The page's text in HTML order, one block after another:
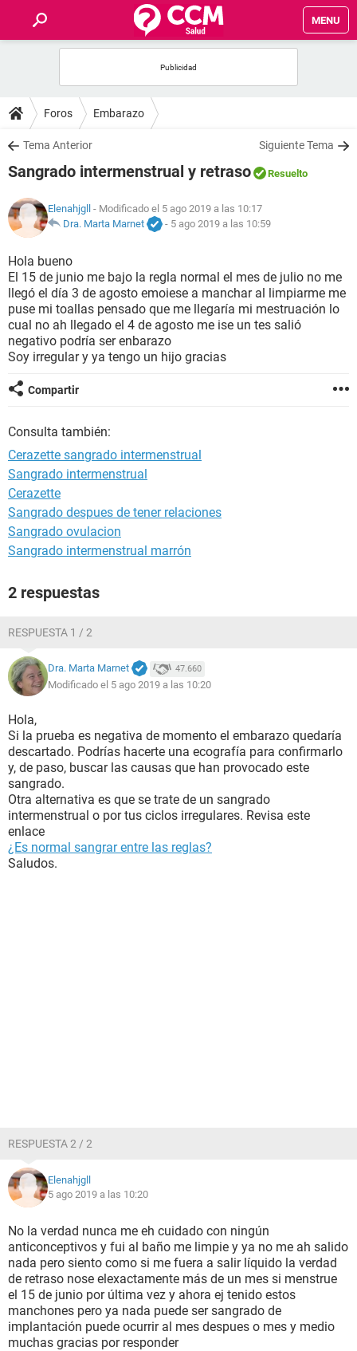
MENU
FOROS
SALUD
FAMILIA
NUTRICIÓN
BIENESTAR
SEXUALIDAD
GLOSARIO
Foros Embarazo
Tema Anterior Siguiente Tema
Sangrado intermenstrual y retraso Resuelto
Elenahjgll - Modificado el 5 ago 2019 a las 10:17
Dra. Marta Marnet
- 5 ago 2019 a las 10:59
Hola bueno
El 15 de junio me bajo la regla normal el mes de julio no me
llegó el día 3 de agosto emoiese a manchar al limpiarme me
puse mi toallas pensado que me llegaría mi mestruación lo
cual no ah llegado el 4 de agosto me ise un tes salió
negativo podría ser enbarazo
Soy irregular y ya tengo un hijo gracias
Compartir
Consulta también:
Cerazette sangrado intermenstrual
Sangrado intermenstrual
Cerazette
Sangrado despues de tener relaciones
Sangrado ovulacion
Sangrado intermenstrual marrón
2 respuestas
RESPUESTA 1 / 2
Dra. Marta Marnet 47.660
Modificado el 5 ago 2019 a las 10:20
Hola,
Si la prueba es negativa de momento el embarazo quedaría
descartado. Podrías hacerte una ecografía para confirmarlo
y, de paso, buscar las causas que han provocado este
sangrado.
Otra alternativa es que se trate de un sangrado
intermenstrual o por tus ciclos irregulares. Revisa este
enlace
¿Es normal sangrar entre las reglas?
Saludos.
RESPUESTA 2 / 2
Elenahjgll
5 ago 2019 a las 10:20
No la verdad nunca me eh cuidado con ningún
anticonceptivos y fui al baño me limpie y ya no me ah salido
nada pero siento como si me fuera a salir líquido la verdad
de retraso nose elexactamente más de un mes si menstrue
el 15 de junio por última vez y ahora ej tenido estos
manchones pero ya nada puede ser sangrado de
implantación puede ocurrir al mes despues o mes y medio
muchas gracias por responder